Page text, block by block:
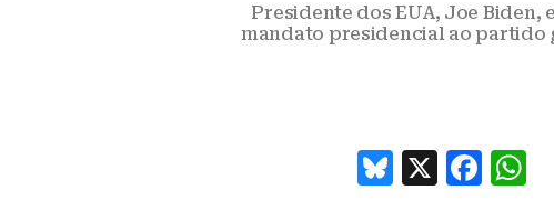
Presidente dos EUA, Joe
mandato presidencial ao partido
B
X
F